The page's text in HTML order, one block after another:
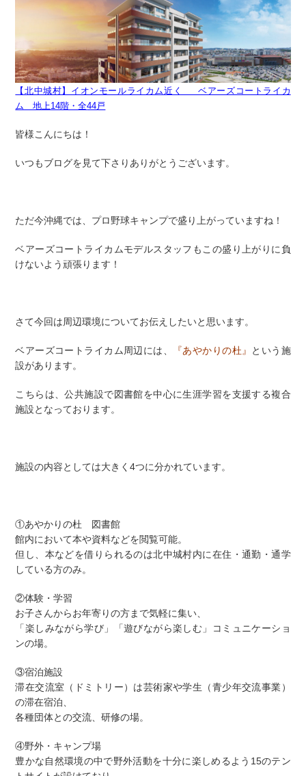
【北中城村】イオンモールライカム近く ベアーズコートライカ
ム 地上14階・全44戸
皆様こんにちは！
いつもブログを見て下さりありがとうございます。
ただ今沖縄では、プロ野球キャンプで盛り上がっていますね！
ベアーズコートライカムモデルスタッフもこの盛り上がりに負
けないよう頑張ります！
さて今回は周辺環境についてお伝えしたいと思います。
ベアーズコートライカム周辺には、 『あやかりの杜』
という施
設があります。
こちらは、公共施設で図書館を中心に生涯学習を支援する複合
施設となっております。
施設の内容としては大きく4つに分かれています。
①あやかりの杜 図書館
館内において本や資料などを閲覧可能。
但し、本などを借りられるのは北中城村内に在住・通勤・通学
している方のみ。
②体験・学習
お子さんからお年寄りの方まで気軽に集い、
「楽しみながら学び」「遊びながら楽しむ」コミュニケーショ
ンの場。
③宿泊施設
滞在交流室（ドミトリー）は芸術家や学生（青少年交流事業）
の滞在宿泊、
各種団体との交流、研修の場。
④野外・キャンプ場
豊かな自然環境の中で野外活動を十分に楽しめるよう15のテン